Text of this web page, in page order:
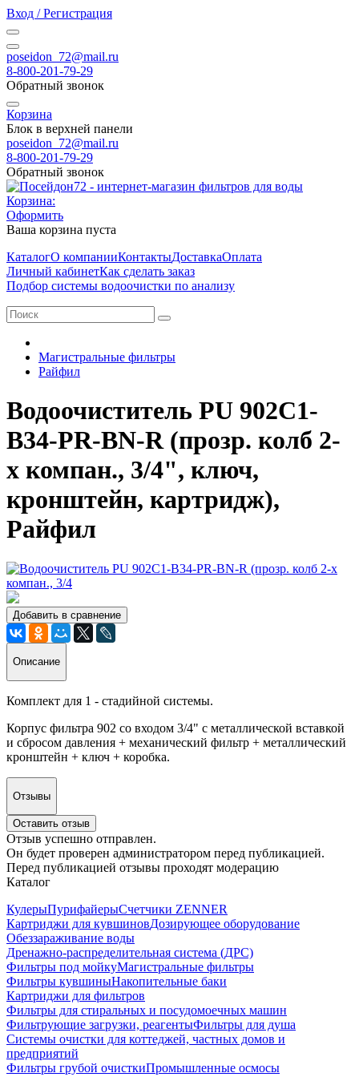
Вход / Регистрация
poseidon_72@mail.ru
8-800-201-79-29
Обратный звонок
Корзина
Блок в верхней панели
poseidon_72@mail.ru
8-800-201-79-29
Обратный звонок
Корзина:
Оформить
Ваша корзина пуста
КаталогО компанииКонтактыДоставкаОплата
Личный кабинетКак сделать заказ
Подбор системы водоочистки по анализу
Магистральные фильтры
Райфил
Водоочиститель PU 902С1-
B34-PR-BN-R (прозр. колб 2-
х компан., 3/4", ключ,
кронштейн, картридж),
Райфил
Добавить в сравнение
Описание
Комплект для 1 - стадийной системы.
Корпус фильтра 902 со входом 3/4" с металлической вставкой
и сбросом давления + механический фильтр + металлический
кронштейн + ключ + коробка.
Отзывы
Оставить отзыв
Отзыв успешно отправлен.
Он будет проверен администратором перед публикацией.
Перед публикацией отзывы проходят модерацию
Каталог
КулерыПурифайерыСчетчики ZENNER
Картриджи для кувшиновДозирующее оборудование
Обеззараживание воды
Дренажно-распределительная система (ДРС)
Фильтры под мойкуМагистральные фильтры
Фильтры кувшиныНакопительные баки
Картриджи для фильтров
Фильтры для стиральных и посудомоечных машин
Фильтрующие загрузки, реагентыФильтры для душа
Системы очистки для коттеджей, частных домов и
предприятий
Фильтры грубой очисткиПромышленные осмосы